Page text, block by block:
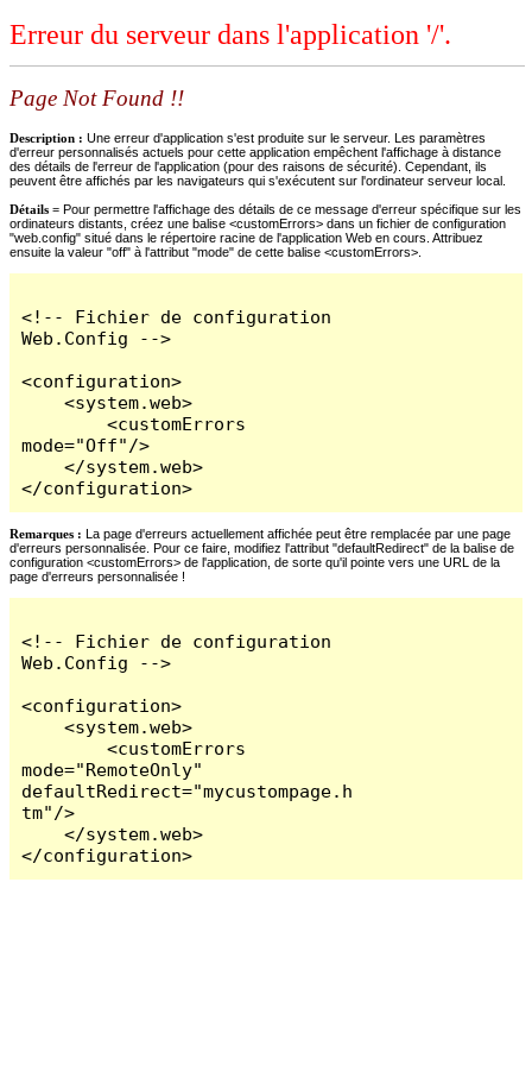
Erreur du serveur dans l'application '/'.
Page Not Found !!
Description : Une erreur d'application s'est produite sur le serveur. Les paramètres
d'erreur personnalisés actuels pour cette application empêchent l'affichage à distance
des détails de l'erreur de l'application (pour des raisons de sécurité). Cependant, ils
peuvent être affichés par les navigateurs qui s'exécutent sur l'ordinateur serveur local.
Détails = Pour permettre l'affichage des détails de ce message d'erreur spécifique sur les
ordinateurs distants, créez une balise <customErrors> dans un fichier de configuration
"web.config" situé dans le répertoire racine de l'application Web en cours. Attribuez
ensuite la valeur "off" à l'attribut "mode" de cette balise <customErrors>.
<!-- Fichier de configuration
Web.Config -->
<configuration>
    <system.web>
        <customErrors
mode="Off"/>
    </system.web>
</configuration>
Remarques : La page d'erreurs actuellement affichée peut être remplacée par une page
d'erreurs personnalisée. Pour ce faire, modifiez l'attribut "defaultRedirect" de la balise de
configuration <customErrors> de l'application, de sorte qu'il pointe vers une URL de la
page d'erreurs personnalisée !
<!-- Fichier de configuration
Web.Config -->
<configuration>
    <system.web>
        <customErrors
mode="RemoteOnly"
defaultRedirect="mycustompage.h
tm"/>
    </system.web>
</configuration>